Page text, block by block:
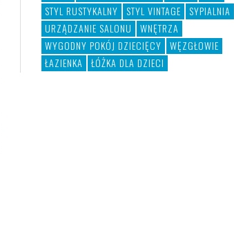
STYL RUSTYKALNY
STYL VINTAGE
SYPIALNIA
URZĄDZANIE SALONU
WNĘTRZA
WYGODNY POKÓJ DZIECIĘCY
WĘZGŁOWIE
ŁAZIENKA
ŁÓŻKA DLA DZIECI